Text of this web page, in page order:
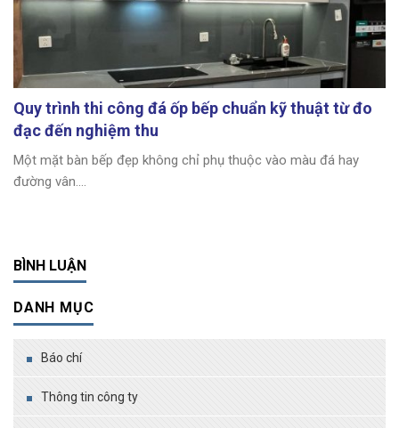
Quy trình thi công đá ốp bếp chuẩn kỹ thuật từ đo
đạc đến nghiệm thu
Một mặt bàn bếp đẹp không chỉ phụ thuộc vào màu đá hay
đường vân....
BÌNH LUẬN
DANH MỤC
Báo chí
Thông tin công ty